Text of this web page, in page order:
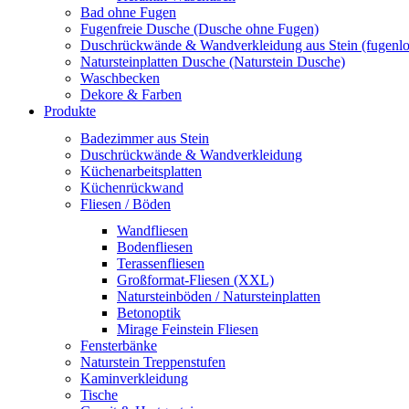
Bad ohne Fugen
Fugenfreie Dusche (Dusche ohne Fugen)
Duschrückwände & Wandverkleidung aus Stein
Natursteinplatten Dusche (Naturstein Dusche)
Waschbecken
Dekore & Farben
Produkte
Badezimmer aus Stein
Duschrückwände & Wandverkleidung
Küchenarbeitsplatten
Küchenrückwand
Fliesen / Böden
Wandfliesen
Bodenfliesen
Terassenfliesen
Großformat-Fliesen (XXL)
Natursteinböden / Natursteinplatten
Betonoptik
Mirage Feinstein Fliesen
Fensterbänke
Naturstein Treppenstufen
Kaminverkleidung
Tische